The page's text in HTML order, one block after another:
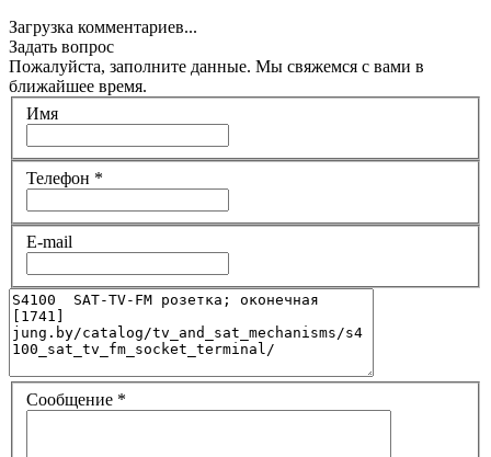
Загрузка комментариев...
Задать вопрос
Пожалуйста, заполните данные. Мы свяжемся с вами в
ближайшее время.
Имя
Телефон *
E-mail
Сообщение *